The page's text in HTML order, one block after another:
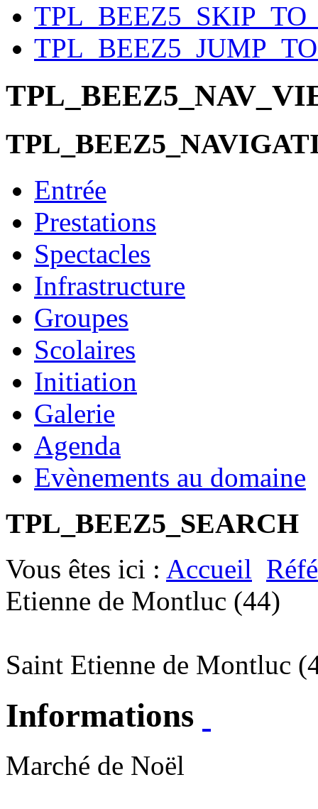
Entrée
Prestations
Spectacles
Infrastructure
Groupes
Scolaires
Initiation
Galerie
Agenda
Evènements au domaine
TPL_BEEZ5_SEARCH
Vous êtes ici : Accueil
Etienne de Montluc (44)
Saint Etienne de Montluc
Informations
Marché de Noël